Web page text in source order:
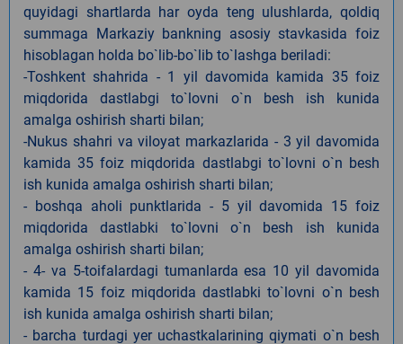
quyidagi shartlarda har oyda teng ulushlarda, qoldiq
summaga Markaziy bankning asosiy stavkasida foiz
hisoblagan holda bo`lib-bo`lib to`lashga beriladi:
-Toshkent shahrida - 1 yil davomida kamida 35 foiz
miqdorida dastlabgi to`lovni o`n besh ish kunida
amalga oshirish sharti bilan;
-Nukus shahri va viloyat markazlarida - 3 yil davomida
kamida 35 foiz miqdorida dastlabgi to`lovni o`n besh
ish kunida amalga oshirish sharti bilan;
- boshqa aholi punktlarida - 5 yil davomida 15 foiz
miqdorida dastlabki to`lovni o`n besh ish kunida
amalga oshirish sharti bilan;
- 4- va 5-toifalardagi tumanlarda esa 10 yil davomida
kamida 15 foiz miqdorida dastlabki to`lovni o`n besh
ish kunida amalga oshirish sharti bilan;
- barcha turdagi yer uchastkalarining qiymati o`n besh